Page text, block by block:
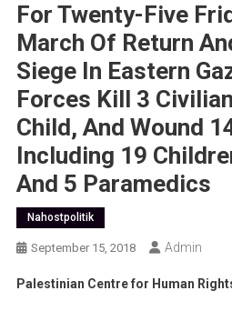
For Twenty-Five
March Of Return
Siege In Eastern
Forces Kill 3
Child, And Wound
Including 19
And 5 Paramedics
Nahostpolitik
September 15, 2018 Admin
Palestinian Centre for Human